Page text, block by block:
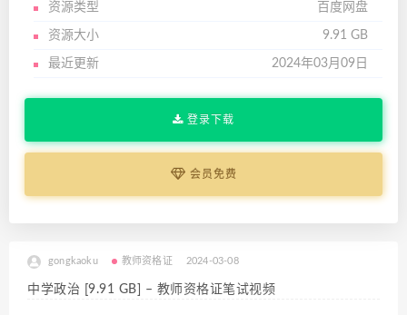
资源类型 百度网盘
资源大小 9.91 GB
最近更新 2024年03月09日
登录下载
会员免费
gongkaoku 教师资格证 2024-03-08
中学政治 [9.91 GB] – 教师资格证笔试视频